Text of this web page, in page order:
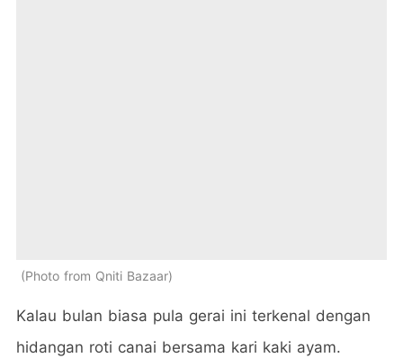
Photo from Qniti Bazaar
Kalau bulan biasa pula gerai ini terkenal dengan
hidangan roti canai bersama kari kaki ayam.